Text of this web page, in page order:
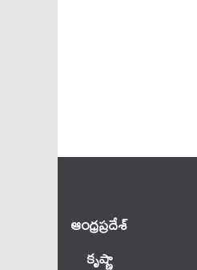
ఆంధ్ర‌ప్ర‌దేశ్
కృష్ణా